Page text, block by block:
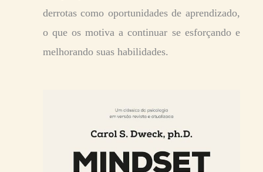
derrotas como oportunidades de aprendizado,
o que os motiva a continuar se esforçando e
melhorando suas habilidades.